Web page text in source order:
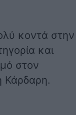
κοντά στην
και
στον
Κάρδαρη.